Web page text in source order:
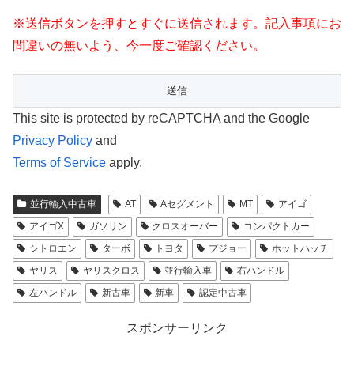
※送信ボタンを押すとすぐに送信されます。記入事項にお
間違いの無いよう、今一度ご確認ください。
This site is protected by reCAPTCHA and the Google
Privacy Policy and
Terms of Service apply.
並行輸入中古車 AT Aセグメント MT
アイゴ
アイゴX
ガソリン クロスオーバー
コンパクトカー
シトロエン
ターボ トヨタ プジョー
ホットハッチ
ヤリス
ヤリスクロス 並行輸入車
右ハンドル
左ハンドル
新古車 新車 認定中古車
スポンサーリンク